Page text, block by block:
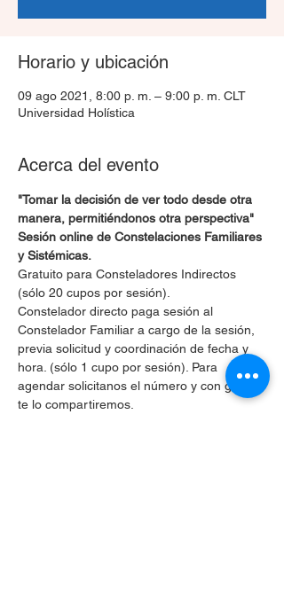
Horario y ubicación
09 ago 2021, 8:00 p. m. – 9:00 p. m. CLT
Universidad Holística
Acerca del evento
"Tomar la decisión de ver todo desde otra
manera, permitiéndonos otra perspectiva"
Sesión online de Constelaciones Familiares
y Sistémicas.
Gratuito para Consteladores Indirectos
(sólo 20 cupos por sesión).
Constelador directo paga sesión al
Constelador Familiar a cargo de la sesión,
previa solicitud y coordinación de fecha y
hora. (sólo 1 cupo por sesión). Para
agendar solicitanos el número y con gusto
te lo compartiremos.